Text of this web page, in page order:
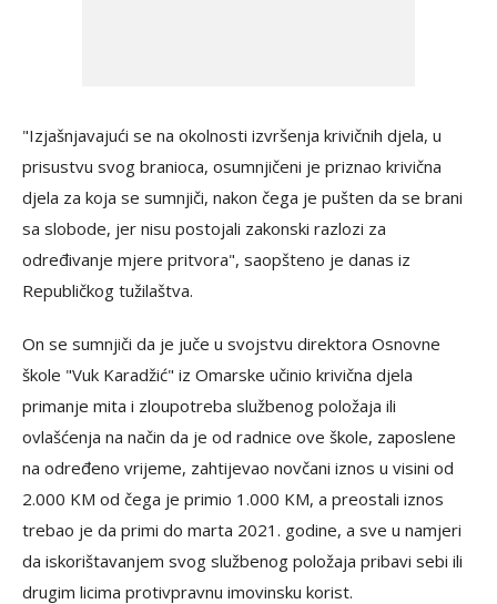
"Izjašnjavajući se na okolnosti izvršenja krivičnih djela, u
prisustvu svog branioca, osumnjičeni je priznao krivična
djela za koja se sumnjiči, nakon čega je pušten da se brani
sa slobode, jer nisu postojali zakonski razlozi za
određivanje mjere pritvora", saopšteno je danas iz
Republičkog tužilaštva.
On se sumnjiči da je juče u svojstvu direktora Osnovne
škole "Vuk Karadžić" iz Omarske učinio krivična djela
primanje mita i zloupotreba službenog položaja ili
ovlašćenja na način da je od radnice ove škole, zaposlene
na određeno vrijeme, zahtijevao novčani iznos u visini od
2.000 KM od čega je primio 1.000 KM, a preostali iznos
trebao je da primi do marta 2021. godine, a sve u namjeri
da iskorištavanjem svog službenog položaja pribavi sebi ili
drugim licima protivpravnu imovinsku korist.